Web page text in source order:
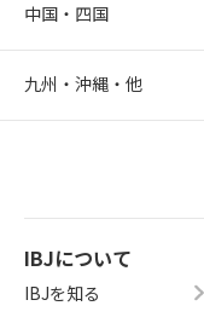
中国・四国
九州・沖縄・他
IBJについて
IBJを知る